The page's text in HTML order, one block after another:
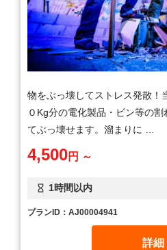
物をぶっ壊してストレス発散！
０Kg分の電化製品・ビン等の
てぶっ壊せます。溜まりに …
1時間以内
4,500円 ～
プランID：AJ00004941
詳細